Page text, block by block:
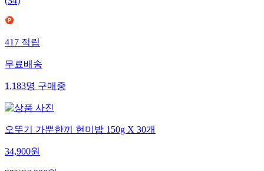
(34)
417적립
무료배송
1,183명구매중
오뚜기 가뿐한끼 현미밥 150g X 30개
34,900원